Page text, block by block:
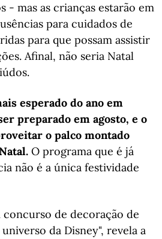
- mas as crianças estarão em
para cuidados de
para que possam assistir
Afinal, não seria Natal
esperado do ano em
preparado em agosto, e o
o palco montado
O programa que é já
não é a única festividade
concurso de decoração de
da Disney", revela a